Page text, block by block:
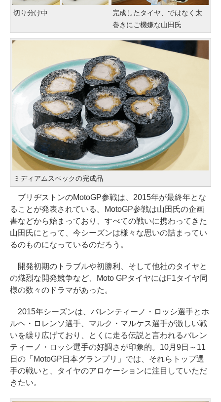
切り分け中
完成したタイヤ、ではなく太
巻きにご機嫌な山田氏
ミディアムスペックの完成品
ブリヂストンのMotoGP参戦は、2015年が最終年とな
ることが発表されている。MotoGP参戦は山田氏の企画
書などから始まっており、すべての戦いに携わってきた
山田氏にとって、今シーズンは様々な思いの詰まってい
るのものになっているのだろう。
開発初期のトラブルや初勝利、そして他社のタイヤと
の熾烈な開発競争など、Moto GPタイヤにはF1タイヤ同
様の数々のドラマがあった。
2015年シーズンは、バレンティーノ・ロッシ選手とホ
ルヘ・ロレンソ選手、マルク・マルケス選手が激しい戦
いを繰り広げており、とくに走る伝説と言われるバレン
ティーノ・ロッシ選手の好調さが印象的。10月9日～11
日の「MotoGP日本グランプリ」では、それらトップ選
手の戦いと、タイヤのアロケーションに注目していただ
きたい。